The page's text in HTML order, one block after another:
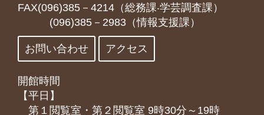
FAX(096)385－4214（総務課‧学芸調査課）
(096)385－2983（情報支援課）
お問い合わせ アクセス
開館時間
【平日】
第１閲覧室・第２閲覧室 9時30分～19時